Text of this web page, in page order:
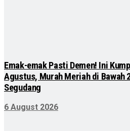
Emak-emak Pasti Demen! Ini
Agustus, Murah Meriah di Bawah
Segudang
6 August 2026